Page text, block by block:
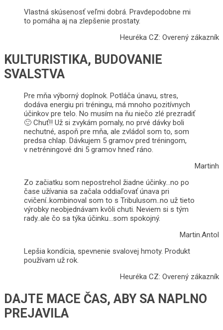
Vlastná skúsenosť veľmi dobrá. Pravdepodobne mi
to pomáha aj na zlepšenie prostaty.
Heuréka CZ: Overený zákazník
KULTURISTIKA, BUDOVANIE
SVALSTVA
Pre mňa výborný doplnok. Potláča únavu, stres,
dodáva energiu pri tréningu, má mnoho pozitívnych
účinkov pre telo. No musím na ňu niečo zlé prezradiť
🙂 Chuť!! Už si zvykám pomaly, no prvé dávky boli
nechutné, aspoň pre mňa, ale zvládol som to, som
predsa chlap. Dávkujem 5 gramov pred tréningom,
v netréningové dni 5 gramov hneď ráno.
Martinh
Zo začiatku som nepostrehol žiadne účinky…no po
čase užívania sa začala oddiaľovať únava pri
cvičení..kombinoval som to s Tribulusom..no už tieto
výrobky neobjednávam kvôli chuti. Neviem si s tým
rady..ale čo sa týka účinku…som spokojný.
Martin.Antol
Lepšia kondícia, spevnenie svalovej hmoty. Produkt
používam už rok.
Heuréka CZ: Overený zákazník
DAJTE MACE ČAS, ABY SA NAPLNO
PREJAVILA